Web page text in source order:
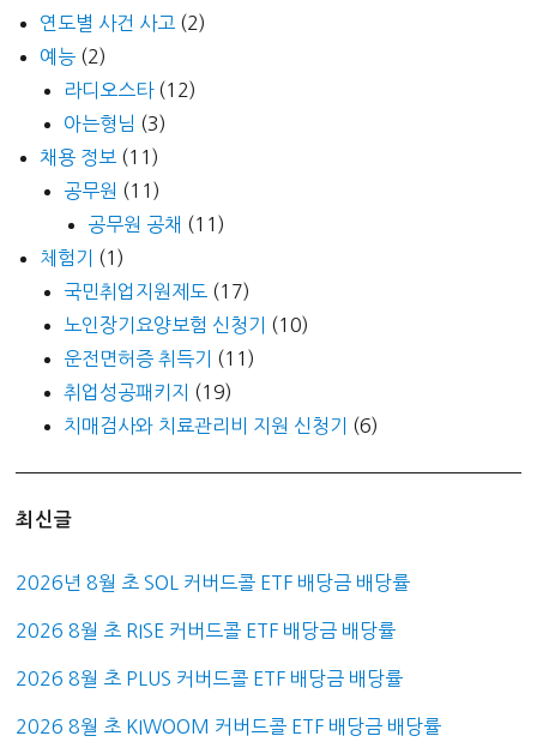
연도별 사건 사고 (2)
예능 (2)
라디오스타(12)
아는형님 (3)
채용 정보 (11)
공무원 (11)
공무원 공채 (11)
체험기
(1)
국민취업지원제도 (17)
노인장기요양보험 신청기
(10)
운전면허증 취득기
(11)
취업성공패키지
(19)
치매검사와 치료관리비 지원 신청기
(6)
최신글
2026년 8월 초 SOL 커버드콜 ETF 배당금 배당률
2026 8월 초 RISE 커버드콜 ETF 배당금 배당률
2026 8월 초 PLUS 커버드콜 ETF 배당금 배당률
2026 8월 초 KIWOOM 커버드콜 ETF 배당금 배당률